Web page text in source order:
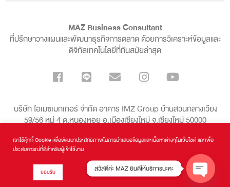
MAZ Business Consultant
ที่ปรึกษาวางแผนและพัฒนาธุรกิจการตลาด ด้วยการวิเคราะห์ข้อมูลและ
ดิจิทัลเทคโนโลยีที่ทันสมัยล่าสุด
บริษัท ไอเมซเมกเกอร์ จำกัด อาคาร IMZ Group บ้านสวนกลางเวียง
59/56 หมู่ 4 ต.หนองหอย อ.เมืองเชียงใหม่ จ.เชียงใหม่ 50000
099-136-8998
MAZ Business Consultant| Copyrights © 2016 - 2024 All Rights
เราใช้คุ๊กกี้ Cookie เพื่อพัฒนาประสิทธิภาพในการนำเสนอข้อมูลและเนื้อหาต่างๆในเว็บไซต์ และเพื่อ
ประสบการณ์ที่ดีสำหรับผู้เข้าใช้งาน
ยอมรับ สวัสดีค่ะ MAZ ยินดีให้บริการนะคะ